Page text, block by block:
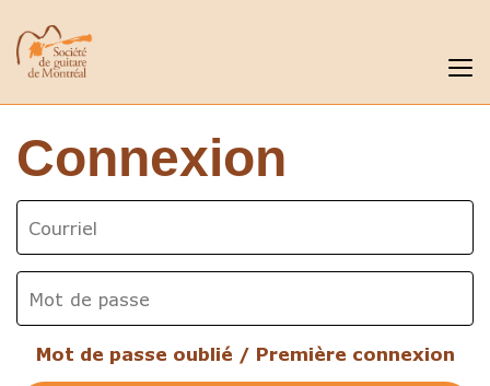
Connexion
Mot de passe oublié / Première connexion